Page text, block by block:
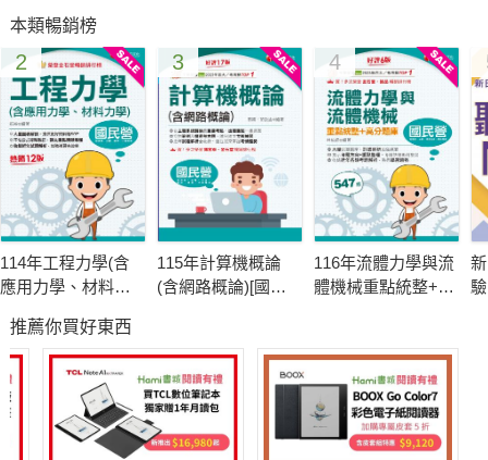
本類暢銷榜
2
114年工程力學(含
應用力學、材料力
3
115年計算機概論
(含網路概論)[國民
4
116年流體力學與流
體機械重點統整+高
推薦你買好東西